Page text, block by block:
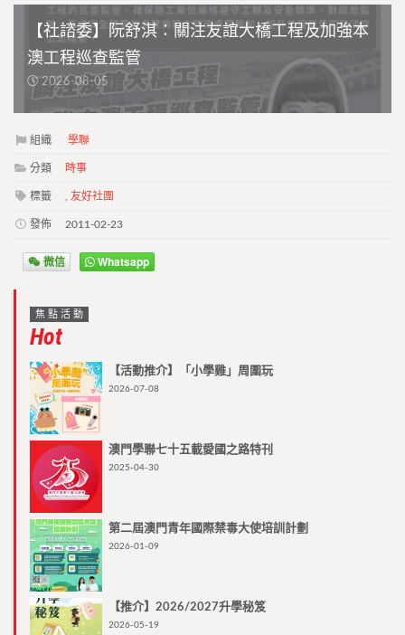
【社諮委】阮舒淇：關注友誼大橋工程及加強本
澳工程巡查監管
2026-08-05
組織 學聯
分類 時事
標籤 友好社團
發佈 2011-02-23
微信 Whatsapp
焦點活動
Hot
【活動推介】「小學雞」周圍玩
2026-07-08
澳門學聯七十五載愛國之路特刊
2025-04-30
第二屆澳門青年國際禁毒大使培訓計劃
2026-01-09
【推介】2026/2027升學秘笈
2026-05-19